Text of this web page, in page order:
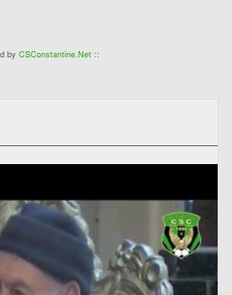
by CSConstantine.Net::